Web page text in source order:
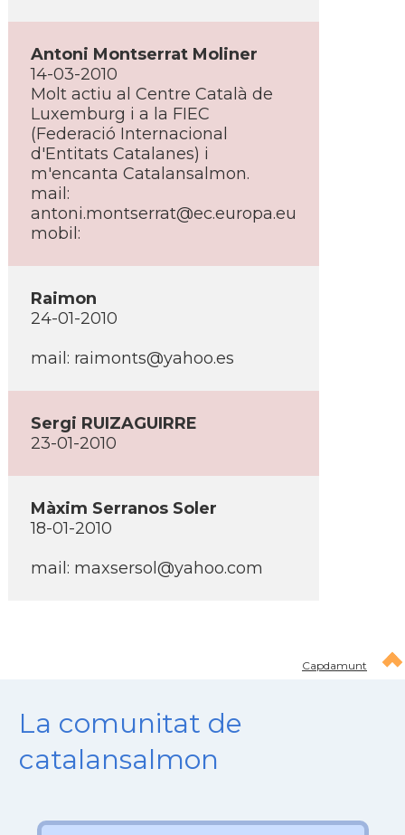
Antoni Montserrat Moliner
14-03-2010
Molt actiu al Centre Català de
Luxemburg i a la FIEC
(Federació Internacional
d'Entitats Catalanes) i
m'encanta Catalansalmon.
mail:
antoni.montserrat@ec.europa.eu
mobil:
Raimon
24-01-2010
mail: raimonts@yahoo.es
Sergi RUIZAGUIRRE
23-01-2010
Màxim Serranos Soler
18-01-2010
mail: maxsersol@yahoo.com
Capdamunt
La comunitat de
catalansalmon